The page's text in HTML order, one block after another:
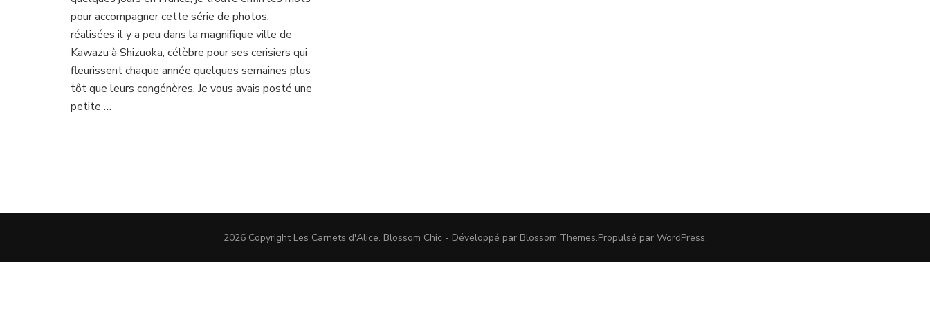
Kawazu
pour accompagner cette série de photos,
réalisées il y a peu dans la magnifique ville de
Kawazu à Shizuoka, célèbre pour ses cerisiers qui
fleurissent chaque année quelques semaines plus
tôt que leurs congénères. Je vous avais posté une
petite …
2026 Copyright Les Carnets d'Alice. Blossom Chic - Développé par Blossom Themes.Propulsé par WordPress.